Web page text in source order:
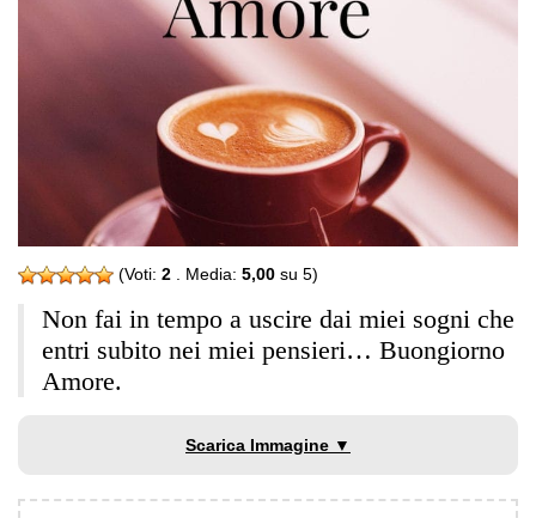
(Voti: 2 . Media: 5,00 su 5)
Non fai in tempo a uscire dai miei sogni che
entri subito nei miei pensieri… Buongiorno
Amore.
Scarica Immagine ▼